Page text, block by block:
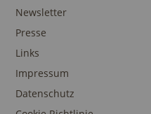
Newsletter
Presse
Links
Impressum
Datenschutz